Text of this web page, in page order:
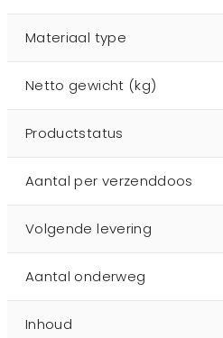
Materiaal type
Netto gewicht (kg)
Productstatus
Aantal per verzenddoos
Volgende levering
Aantal onderweg
Inhoud